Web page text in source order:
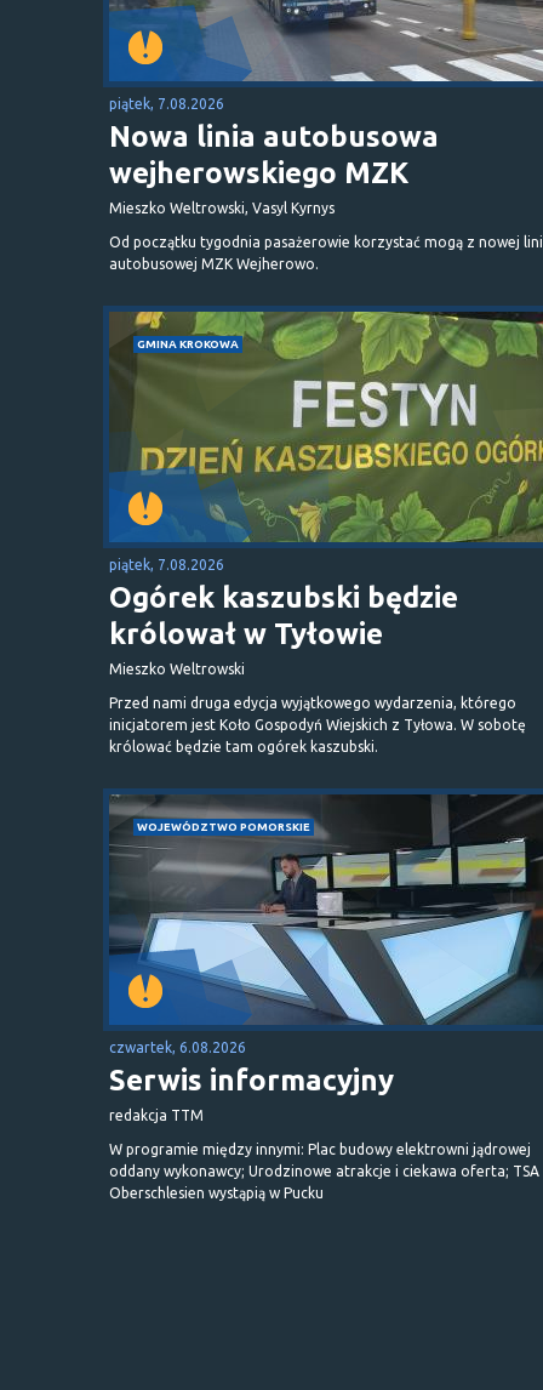
piątek, 7.08.2026
Nowa linia autobusowa
wejherowskiego MZK
Mieszko Weltrowski, Vasyl Kyrnys
Od początku tygodnia pasażerowie korzystać mogą z nowej
autobusowej MZK Wejherowo.
GMINA KROKOWA
piątek, 7.08.2026
Ogórek kaszubski będzie
królował w Tyłowie
Mieszko Weltrowski
Przed nami druga edycja wyjątkowego wydarzenia, którego
inicjatorem jest Koło Gospodyń Wiejskich z Tyłowa. W sobotę
królować będzie tam ogórek kaszubski.
WOJEWÓDZTWO POMORSKIE
czwartek, 6.08.2026
Serwis informacyjny
redakcja TTM
W programie między innymi: Plac budowy elektrowni jądrowej
oddany wykonawcy; Urodzinowe atrakcje i ciekawa oferta; TSA
Oberschlesien wystąpią w Pucku